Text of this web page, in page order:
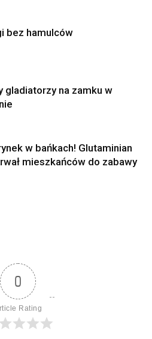
bez hamulców
gladiatorzy na zamku w
w bańkach! Glutaminian
mieszkańców do zabawy
0
Rating